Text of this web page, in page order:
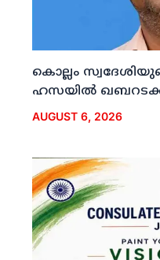
കൊല്ലം
ഹസയില്‍
AUGUST 6, 2026